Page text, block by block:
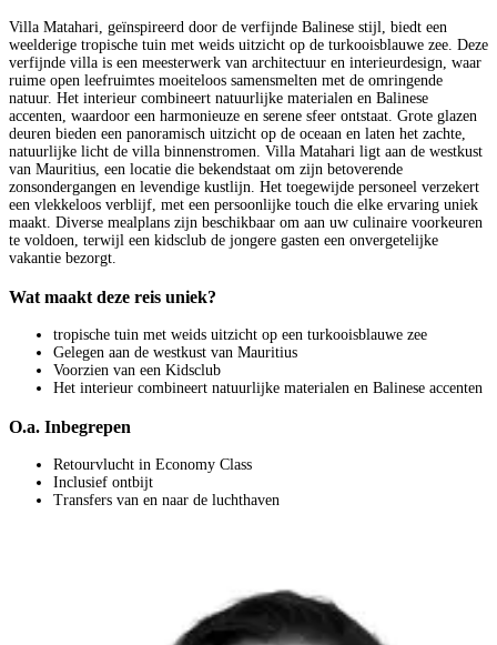
Villa Matahari, geïnspireerd door de verfijnde Balinese stijl, biedt een
weelderige tropische tuin met weids uitzicht op de turkooisblauwe zee. Deze
verfijnde villa is een meesterwerk van architectuur en interieurdesign, waar
ruime open leefruimtes moeiteloos samensmelten met de omringende
natuur. Het interieur combineert natuurlijke materialen en Balinese
accenten, waardoor een harmonieuze en serene sfeer ontstaat. Grote glazen
deuren bieden een panoramisch uitzicht op de oceaan en laten het zachte,
natuurlijke licht de villa binnenstromen. Villa Matahari ligt aan de westkust
van Mauritius, een locatie die bekendstaat om zijn betoverende
zonsondergangen en levendige kustlijn. Het toegewijde personeel verzekert
een vlekkeloos verblijf, met een persoonlijke touch die elke ervaring uniek
maakt. Diverse mealplans zijn beschikbaar om aan uw culinaire voorkeuren
te voldoen, terwijl een kidsclub de jongere gasten een onvergetelijke
vakantie bezorgt.
Wat maakt deze reis uniek?
tropische tuin met weids uitzicht op een turkooisblauwe zee
Gelegen aan de westkust van Mauritius
Voorzien van een Kidsclub
Het interieur combineert natuurlijke materialen en Balinese accenten
O.a. Inbegrepen
Retourvlucht in Economy Class
Inclusief ontbijt
Transfers van en naar de luchthaven